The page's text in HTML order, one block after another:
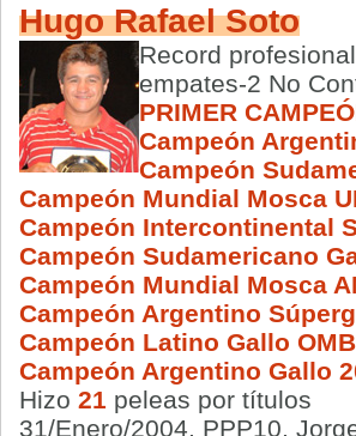
Hugo Rafael Soto
Record
empates-2 No
PRIMER
Campeón
Campeón
Campeón Mundial Mosca
Campeón Intercontinental
Campeón Sudamericano
Campeón Mundial Mosca
Campeón Argentino
Campeón Latino Gallo
Campeón Argentino Gallo
Hizo 21 peleas por títulos
31/Enero/2004, PPP10,